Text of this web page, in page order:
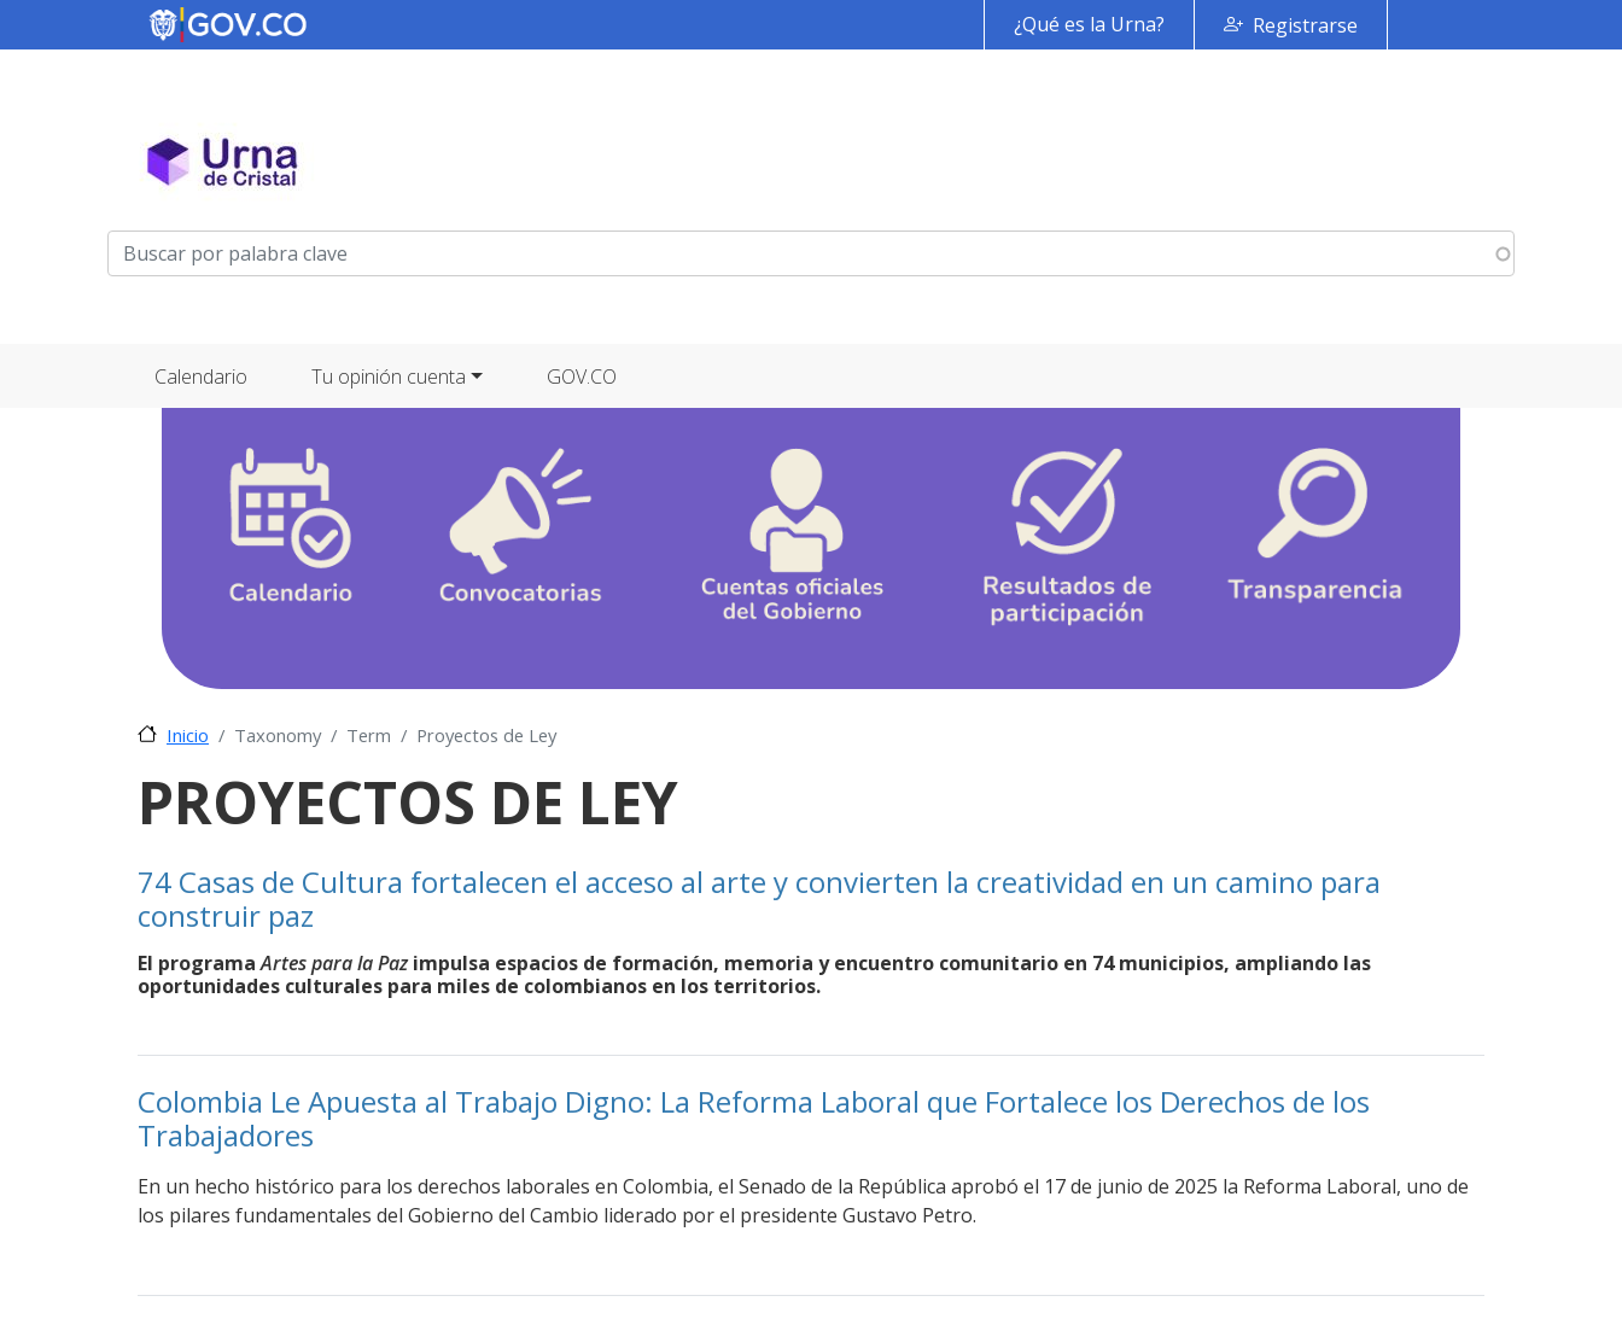
Pasar al contenido principal
Menú de cuenta de usuario
¿Qué es la Urna? Registrarse
Calendario
Tu opinión cuenta GOV.CO
Inicio Taxonomy Term Proyectos de Ley
PROYECTOS DE LEY
74 Casas de Cultura fortalecen el acceso al arte y convierten la creatividad en un camino para
construir paz
El programaArtes para la Pazimpulsa espacios de formación, memoria y encuentro comunitario en 74 municipios, ampliando las
oportunidades culturales para miles de colombianos en los territorios.
Colombia Le Apuesta al Trabajo Digno: La Reforma Laboral que Fortalece los Derechos de los
Trabajadores
En un hecho histórico para los derechos laborales en Colombia, el Senado de la República aprobó el 17 de junio de 2025 la Reforma Laboral, uno de
los pilares fundamentales del Gobierno del Cambio liderado por el presidente Gustavo Petro.